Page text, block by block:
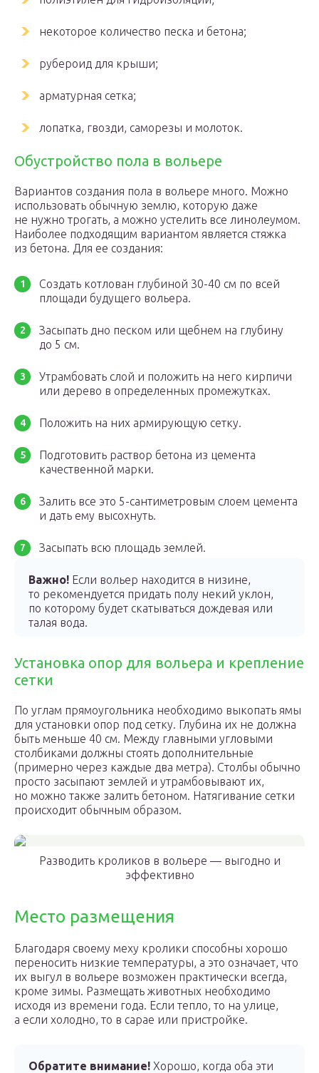
некоторое количество песка и бетона;
рубероид для крыши;
арматурная сетка;
лопатка, гвозди, саморезы и молоток.
Обустройство пола в вольере
Вариантов создания пола в вольере много. Можно
использовать обычную землю, которую даже
не нужно трогать, а можно устелить все линолеумом.
Наиболее подходящим вариантом является стяжка
из бетона. Для ее создания:
Создать котлован глубиной 30-40 см по всей
площади будущего вольера.
Засыпать дно песком или щебнем на глубину
до 5 см.
Утрамбовать слой и положить на него кирпичи
или дерево в определенных промежутках.
Положить на них армирующую сетку.
Подготовить раствор бетона из цемента
качественной марки.
Залить все это 5-сантиметровым слоем цемента
и дать ему высохнуть.
Засыпать всю площадь землей.
Важно! Если вольер находится в низине,
то рекомендуется придать полу некий уклон,
по которому будет скатываться дождевая или
талая вода.
Установка опор для вольера и крепление
сетки
По углам прямоугольника необходимо выкопать ямы
для установки опор под сетку. Глубина их не должна
быть меньше 40 см. Между главными угловыми
столбиками должны стоять дополнительные
(примерно через каждые два метра). Столбы обычно
просто засыпают землей и утрамбовывают их,
но можно также залить бетоном. Натягивание сетки
происходит обычным образом.
Разводить кроликов в вольере — выгодно и
эффективно
Место размещения
Благодаря своему меху кролики способны хорошо
переносить низкие температуры, а это означает, что
их выгул в вольере возможен практически всегда,
кроме зимы. Размещать животных необходимо
исходя из времени года. Если тепло, то на улице,
а если холодно, то в сарае или пристройке.
Обратите внимание! Хорошо, когда оба эти